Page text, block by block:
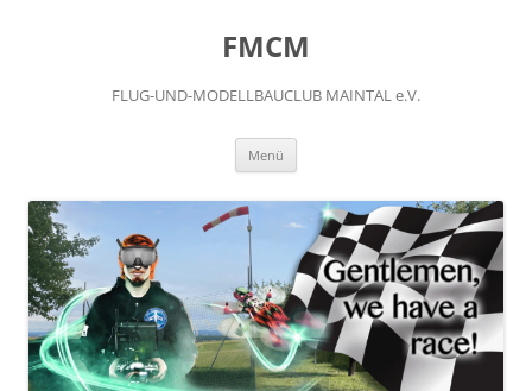
FMCM
FLUG-UND-MODELLBAUCLUB MAINTAL e.V.
Menü